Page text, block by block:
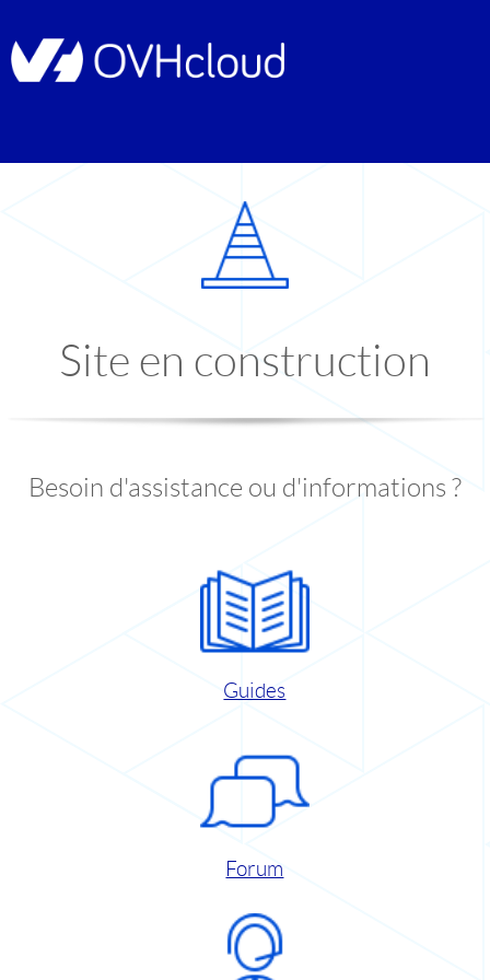
Site en construction
Besoin d'assistance ou d'informations ?
Guides
Forum